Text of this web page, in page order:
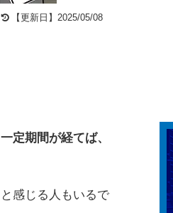
【更新日】2025/05/08
定期間が経てば、
感じる人もいるで